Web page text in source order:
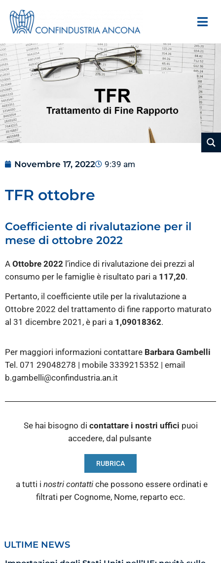
Novembre 17, 2022 9:39 am
TFR ottobre
Coefficiente di rivalutazione per il
mese di ottobre 2022
A Ottobre 2022 l’indice di rivalutazione dei prezzi al
consumo per le famiglie è risultato pari a 117,20.
Pertanto, il coefficiente utile per la rivalutazione a
Ottobre 2022 del trattamento di fine rapporto maturato
al 31 dicembre 2021, è pari a 1,09018362.
Per maggiori informazioni contattare Barbara Gambelli
Tel. 071 29048278 | mobile 3339215352 | email
b.gambelli@confindustria.an.it
Se hai bisogno di contattare i nostri uffici puoi
accedere, dal pulsante
RUBRICA
a tutti i nostri contatti che possono essere ordinati e
filtrati per Cognome, Nome, reparto ecc.
ULTIME NEWS